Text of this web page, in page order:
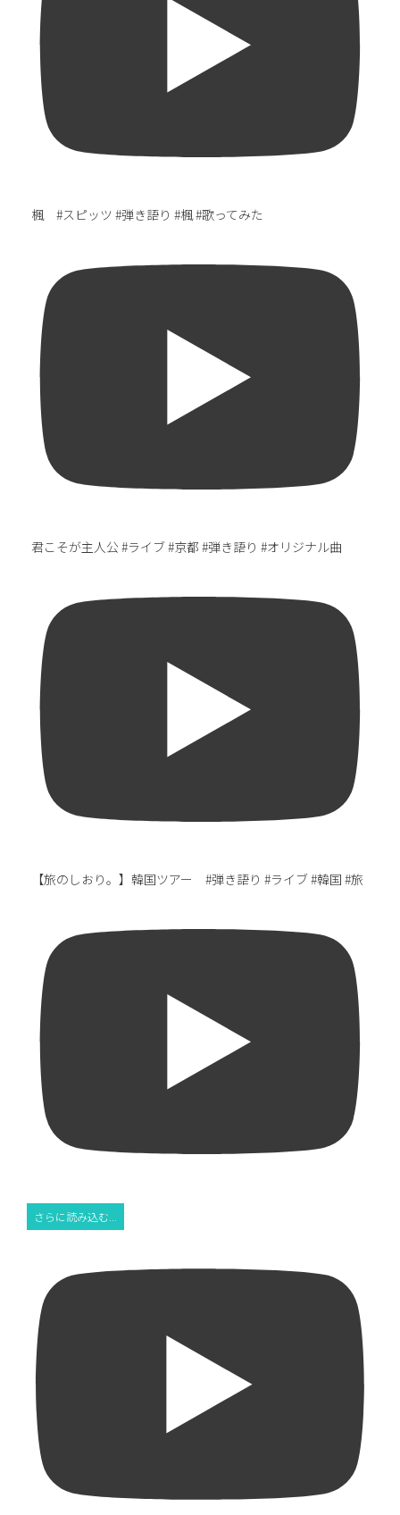
楓 #スピッツ #弾き語り #楓 #歌ってみた
君こそが主人公 #ライブ #京都 #弾き語り #オリジナル曲
【旅のしおり。】韓国ツアー #弾き語り #ライブ #韓国 #旅
さらに読み込む...